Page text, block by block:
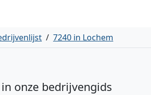
/ 7240 in Lochem
onze bedrijvengids